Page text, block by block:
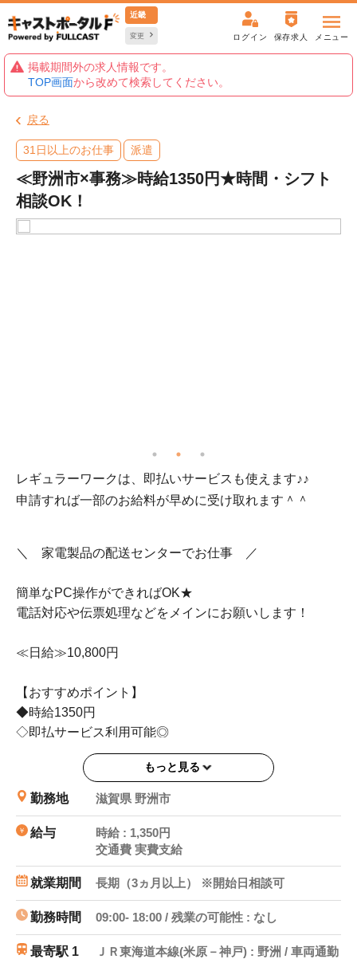
近畿
変更 ログイン 保存求人 メニュー
掲載期間外の求人情報です。
TOP画面から改めて検索してください。
戻る
31日以上のお仕事 派遣
≪野洲市×事務≫時給1350円★時間・シフト
相談OK！
レギュラーワークは、即払いサービスも使えます♪♪
申請すれば一部のお給料が早めに受け取れます＾＾
＼ 家電製品の配送センターでお仕事 ／
簡単なPC操作ができればOK★
電話対応や伝票処理などをメインにお願いします！
≪日給≫10,800円
【おすすめポイント】
◆時給1350円
◇即払サービス利用可能◎
◆空調完備☆
◇シフト相談OK！平日のみもご相談ください！
もっと見る
勤務地 滋賀県 野洲市
給与
時給 : 1,350円
交通費 実費支給
就業期間 長期（3ヵ月以上） ※開始日相談可
勤務時間 09:00- 18:00 / 残業の可能性 : なし
最寄駅 1 ＪＲ東海道本線(米原－神戸) : 野洲 / 車両通勤